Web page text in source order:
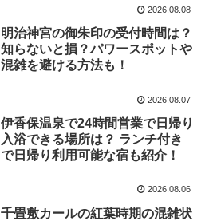
2026.08.08
明治神宮の御朱印の受付時間は？
知らないと損？パワースポットや
混雑を避ける方法も！
2026.08.07
伊香保温泉で24時間営業で日帰り
入浴できる場所は？ ランチ付き
で日帰り利用可能な宿も紹介！
2026.08.06
千畳敷カールの紅葉時期の混雑状